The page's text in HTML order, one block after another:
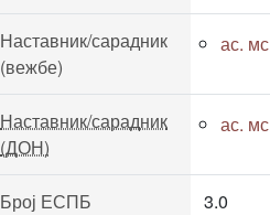
Наставник/сарадник
(вежбе)
ас.
Наставник/сарадник
(ДОН)
ас.
Број ЕСПБ 3.0